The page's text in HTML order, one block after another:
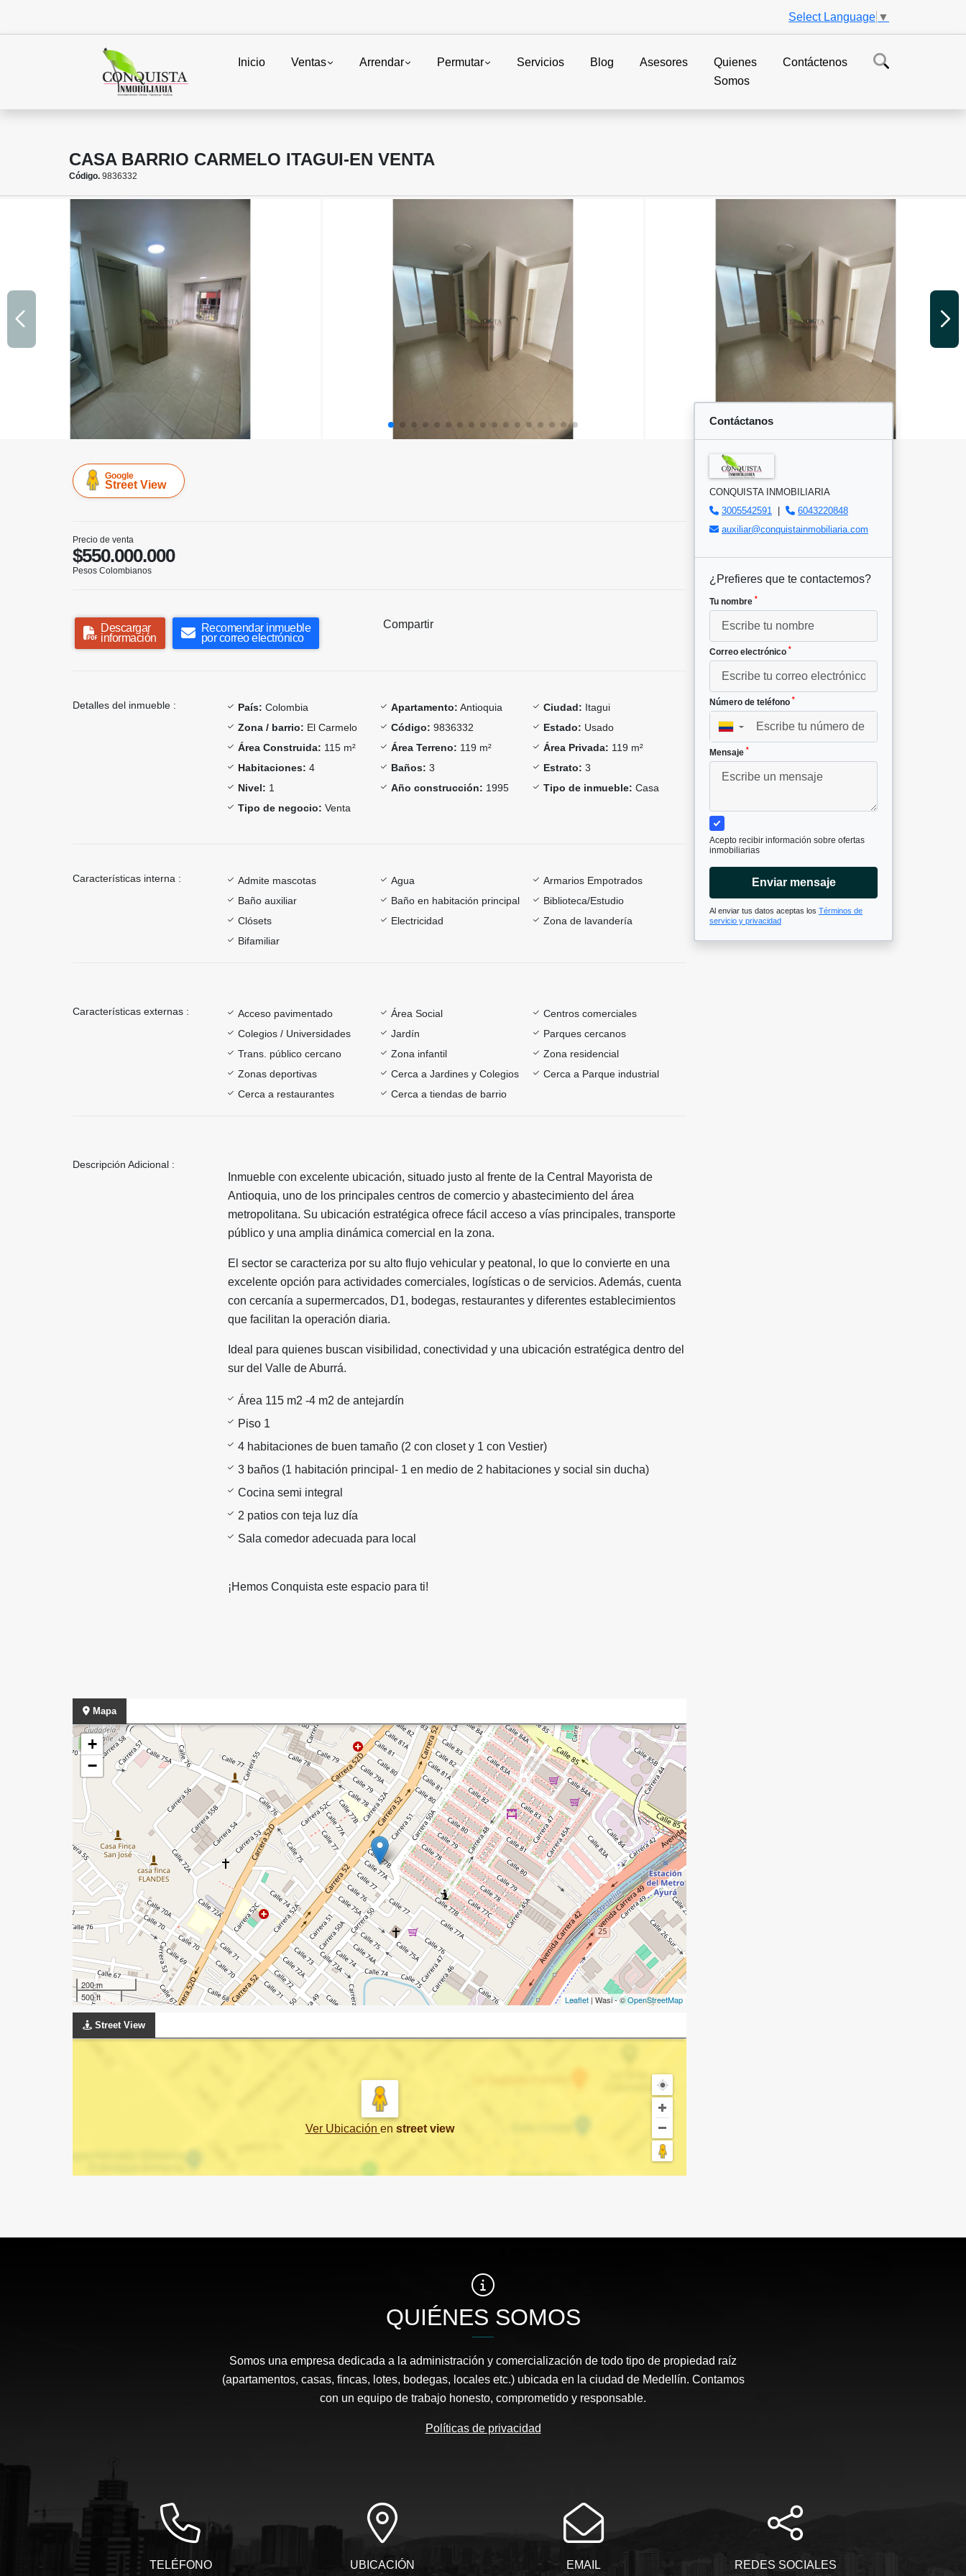
Select Language ▼
Inicio Ventas Arrendar Permutar Servicios Blog Asesores
Quienes
Somos
Contáctenos
CASA BARRIO CARMELO ITAGUI-EN VENTA
Código. 9836332
Google
Street View
Precio de venta
$550.000.000
Pesos Colombianos
Descargar
información
Recomendar inmueble
por correo electrónico
Compartir
Detalles del inmueble : País: Colombia Apartamento: Antioquia Ciudad: Itagui
Zona / barrio: El Carmelo Código: 9836332 Estado: Usado
Área Construida: 115 m² Área Terreno: 119 m² Área Privada: 119 m²
Habitaciones: 4 Baños: 3 Estrato: 3
Nivel: 1 Año construcción: 1995 Tipo de inmueble: Casa
Tipo de negocio: Venta
Características interna : Admite mascotas Agua
Armarios Empotrados
Baño auxiliar
Baño en habitación principal
Biblioteca/Estudio
Clósets
Electricidad
Zona de lavandería
Bifamiliar
Características externas : Acceso pavimentado Área Social
Centros comerciales
Colegios / Universidades
Jardín
Parques cercanos
Trans. público cercano
Zona infantil
Zona residencial
Zonas deportivas
Cerca a Jardines y Colegios
Cerca a Parque industrial
Cerca a restaurantes
Cerca a tiendas de barrio
Descripción Adicional :
Inmueble con excelente ubicación, situado justo al frente de la Central Mayorista de
Antioquia, uno de los principales centros de comercio y abastecimiento del área
metropolitana. Su ubicación estratégica ofrece fácil acceso a vías principales, transporte
público y una amplia dinámica comercial en la zona.
El sector se caracteriza por su alto flujo vehicular y peatonal, lo que lo convierte en una
excelente opción para actividades comerciales, logísticas o de servicios. Además, cuenta
con cercanía a supermercados, D1, bodegas, restaurantes y diferentes establecimientos
que facilitan la operación diaria.
Ideal para quienes buscan visibilidad, conectividad y una ubicación estratégica dentro del
sur del Valle de Aburrá.
Área 115 m2 -4 m2 de antejardín
Piso 1
4 habitaciones de buen tamaño (2 con closet y 1 con Vestier)
3 baños (1 habitación principal- 1 en medio de 2 habitaciones y social sin ducha)
Cocina semi integral
2 patios con teja luz día
Sala comedor adecuada para local
¡Hemos Conquista este espacio para ti!
Mapa
+
−
200 m
500 ft
Leaflet | Wasi - ©OpenStreetMap
Street View
Ver Ubicación en street view
Contáctanos
CONQUISTA INMOBILIARIA
3005542591
|
6043220848
auxiliar@conquistainmobiliaria.com
¿Prefieres que te contactemos?
Tu nombre *
Correo electrónico *
Número de teléfono *
▼
Mensaje *
Acepto recibir información sobre ofertas
inmobiliarias
Enviar mensaje
Al enviar tus datos aceptas los Términos de
servicio y privacidad
QUIÉNES SOMOS
Somos una empresa dedicada a la administración y comercialización de todo tipo de propiedad raíz
(apartamentos, casas, fincas, lotes, bodegas, locales etc.) ubicada en la ciudad de Medellín. Contamos
con un equipo de trabajo honesto, comprometido y responsable.
Políticas de privacidad
TELÉFONO UBICACIÓN EMAIL REDES SOCIALES